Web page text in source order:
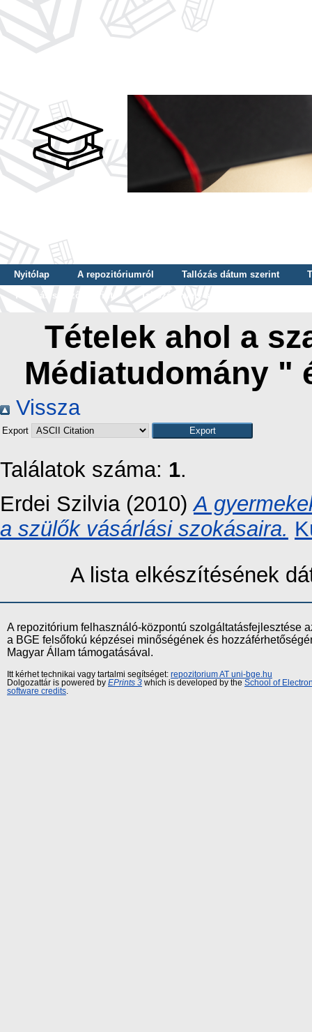
Nyitólap A repozitóriumról Tallózás dátum szerint
Tallózás szerző szerint
Tallózás nyelv szerint
Tételek ahol a
Médiatudomány "
Vissza
Export
Találatok száma: 1.
Erdei Szilvia (2010)A
a szülők vásárlási szokásaira.
A lista elkészítésének
A repozitórium felhasználó-központú szolgáltatásfejlesztése
a BGE felsőfokú képzései minőségének és
Magyar Állam támogatásával.
Itt kérhet technikai vagy tartalmi segítséget: repozitorium AT uni-bge.hu
Dolgozattár is powered by EPrints 3 which is developed by the School of
software credits